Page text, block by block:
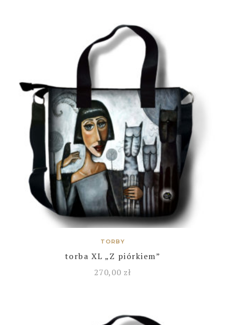
TORBY
torba XL „Z piórkiem”
270,00 zł